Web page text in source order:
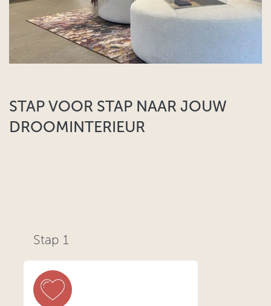
STAP VOOR STAP NAAR JOUW
DROOMINTERIEUR​
Stap 1